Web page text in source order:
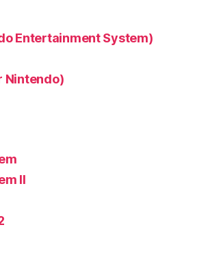
Entertainment System)
Nintendo)
II